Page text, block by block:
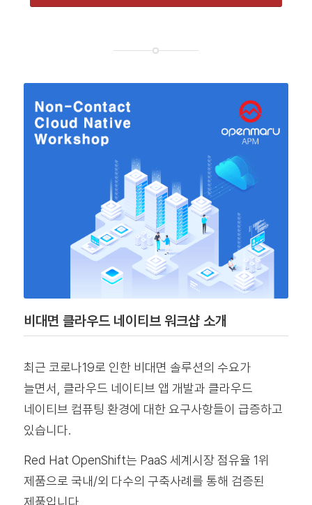
비대면 클라우드 네이티브 워크샵 소개
최근 코로나19로 인한 비대면 솔루션의 수요가
늘면서, 클라우드 네이티브 앱 개발과 클라우드
네이티브 컴퓨팅 환경에 대한 요구사항들이 급증하고
있습니다.
Red Hat OpenShift는 PaaS 세계시장 점유율 1위
제품으로 국내/외 다수의 구축사례를 통해 검증된